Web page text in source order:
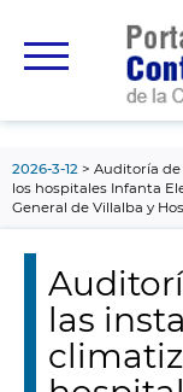
principal
2026-3-12
Auditoría de
los hospitales Infanta
General de Villalba y
las